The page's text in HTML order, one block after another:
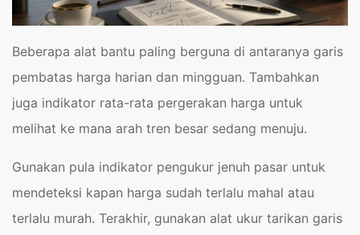
Beberapa alat bantu paling berguna di antaranya garis
pembatas harga harian dan mingguan. Tambahkan
juga indikator rata-rata pergerakan harga untuk
melihat ke mana arah tren besar sedang menuju.
Gunakan pula indikator pengukur jenuh pasar untuk
mendeteksi kapan harga sudah terlalu mahal atau
terlalu murah. Terakhir, gunakan alat ukur tarikan garis